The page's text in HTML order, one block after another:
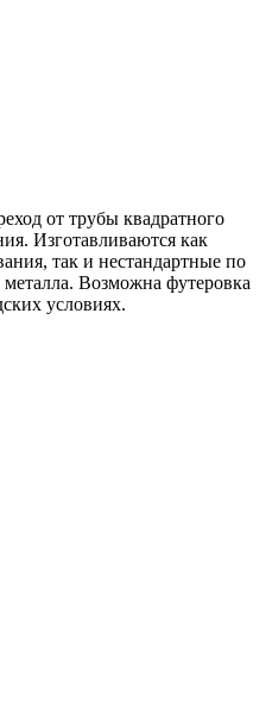
от трубы квадратного
Изготавливаются как
так и нестандартные по
Возможна футеровка
условиях.